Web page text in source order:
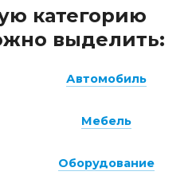
категорию
выделить:
Автомобиль
Мебель
Оборудование